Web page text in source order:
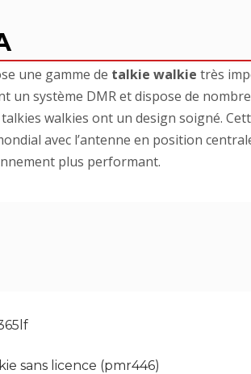
une gamme de talkie walkie très
un système DMR et dispose de
walkies ont un design soigné.
avec l’antenne en position
plus performant.
sans licence (pmr446)